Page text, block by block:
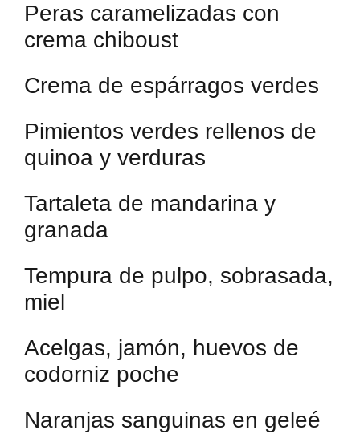
Peras caramelizadas con
crema chiboust
Crema de espárragos verdes
Pimientos verdes rellenos de
quinoa y verduras
Tartaleta de mandarina y
granada
Tempura de pulpo, sobrasada,
miel
Acelgas, jamón, huevos de
codorniz poche
Naranjas sanguinas en geleé